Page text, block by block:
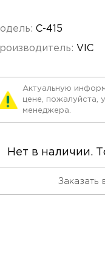
C-415
VIC
Актуальную
цене, пожалуйста,
менеджера.
Нет в наличии.
Заказать